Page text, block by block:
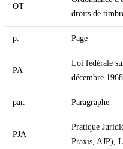
OT
droits de
p. Page
PA
Loi fédérale
décembre
par. Paragraphe
PJA
Pratique
Praxis, AJP),